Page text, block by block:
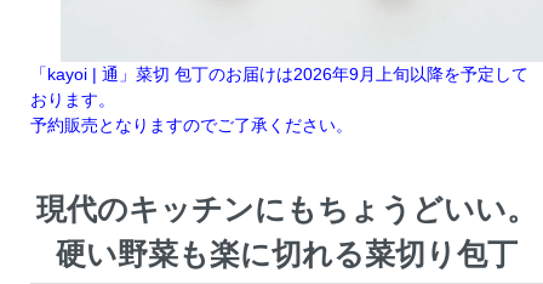
「kayoi | 通」菜切 包丁のお届けは2026年9月上旬以降を予定して
おります。
予約販売となりますのでご了承ください。
現代のキッチンにもちょうどいい。
硬い野菜も楽に切れる菜切り包丁